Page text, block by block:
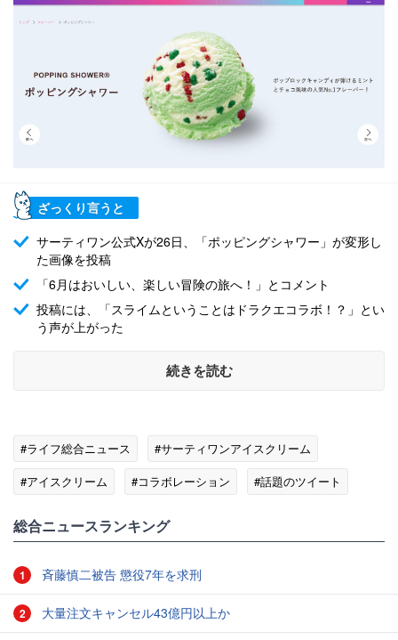
ざっくり言うと
サーティワン公式Xが26日、「ポッピングシャワー」が変形し
た画像を投稿
「6月はおいしい、楽しい冒険の旅へ！」とコメント
投稿には、「スライムということはドラクエコラボ！？」とい
う声が上がった
続きを読む
#ライフ総合ニュース
#サーティワンアイスクリーム
#アイスクリーム
#コラボレーション #話題のツイート
総合ニュースランキング
1 斉藤慎二被告 懲役7年を求刑
2 大量注文キャンセル43億円以上か